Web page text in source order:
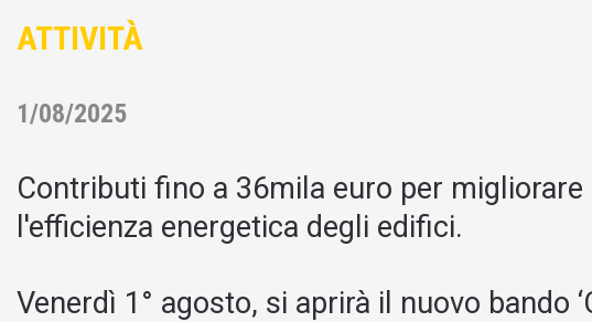
ATTIVITÀ
1/08/2025
Contributi fino a 36mila euro per migliorare
l'efficienza energetica degli edifici.
Venerdì 1° agosto, si aprirà il nuovo bando